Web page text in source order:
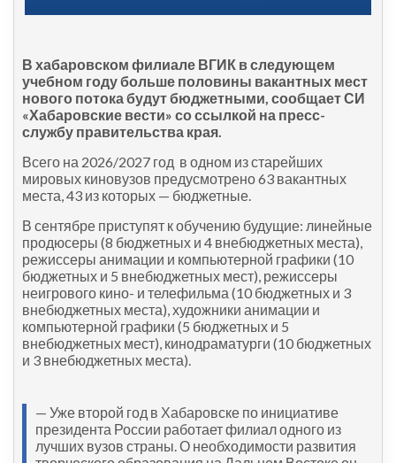
В хабаровском филиале ВГИК в следующем
учебном году больше половины вакантных мест
нового потока будут бюджетными, сообщает СИ
«Хабаровские вести» со ссылкой на пресс-
службу правительства края.
Всего на 2026/2027 год в одном из старейших
мировых киновузов предусмотрено 63 вакантных
места, 43 из которых — бюджетные.
В сентябре приступят к обучению будущие: линейные
продюсеры (8 бюджетных и 4 внебюджетных места),
режиссеры анимации и компьютерной графики (10
бюджетных и 5 внебюджетных мест), режиссеры
неигрового кино- и телефильма (10 бюджетных и 3
внебюджетных места), художники анимации и
компьютерной графики (5 бюджетных и 5
внебюджетных мест), кинодраматурги (10 бюджетных
и 3 внебюджетных места).
— Уже второй год в Хабаровске по инициативе
президента России работает филиал одного из
лучших вузов страны. О необходимости развития